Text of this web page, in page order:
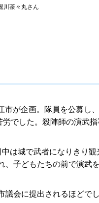
川茶々丸さん
が企画。隊員を公募し
でした。殺陣師の演武
は城で武者になりきり
子どもたちの前で演武
会に提出されるほどで